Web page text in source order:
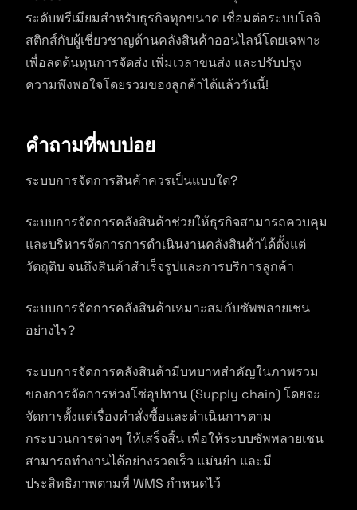
ระดับพรีเมียมสำหรับธุรกิจทุกขนาด เชื่อมต่อระบบโลจิ
สติกส์กับผู้เชี่ยวชาญด้านคลังสินค้าออนไลน์โดยเฉพาะ
เพื่อลดต้นทุนการจัดส่ง เพิ่มเวลาขนส่ง และปรับปรุง
ความพึงพอใจโดยรวมของลูกค้าได้แล้ววันนี้!
คำถามที่พบบ่อย
ระบบการจัดการสินค้าควรเป็นแบบใด?
ระบบการจัดการคลังสินค้าช่วยให้ธุรกิจสามารถควบคุม
และบริหารจัดการการดำเนินงานคลังสินค้าได้ตั้งแต่
วัตถุดิบ จนถึงสินค้าสำเร็จรูปและการบริการลูกค้า
ระบบการจัดการคลังสินค้าเหมาะสมกับซัพพลายเชน
อย่างไร?
ระบบการจัดการคลังสินค้ามีบทบาทสำคัญในภาพรวม
ของการจัดการห่วงโซ่อุปทาน (Supply chain) โดยจะ
จัดการตั้งแต่เรื่องคำสั่งซื้อและดำเนินการตาม
กระบวนการต่างๆ ให้เสร็จสิ้น เพื่อให้ระบบซัพพลายเชน
สามารถทำงานได้อย่างรวดเร็ว แม่นยำ และมี
ประสิทธิภาพตามที่ WMS กำหนดไว้